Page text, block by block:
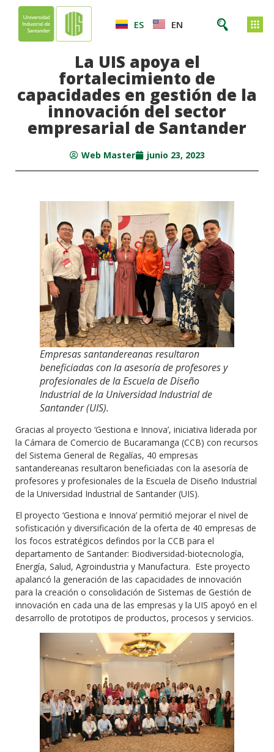
ES EN
La UIS apoya el
fortalecimiento de
capacidades en gestión de la
innovación del sector
empresarial de Santander
Web Master junio 23, 2023
Empresas santandereanas resultaron
beneficiadas con la asesoría de profesores y
profesionales de la Escuela de Diseño
Industrial de la Universidad Industrial de
Santander (UIS).
Gracias al proyecto ‘Gestiona e Innova’, iniciativa liderada por
la Cámara de Comercio de Bucaramanga (CCB) con recursos
del Sistema General de Regalías, 40 empresas
santandereanas resultaron beneficiadas con la asesoría de
profesores y profesionales de la Escuela de Diseño Industrial
de la Universidad Industrial de Santander (UIS).
El proyecto ‘Gestiona e Innova’ permitió mejorar el nivel de
sofisticación y diversificación de la oferta de 40 empresas de
los focos estratégicos defindos por la CCB para el
departamento de Santander: Biodiversidad-biotecnología,
Energía, Salud, Agroindustria y Manufactura. Este proyecto
apalancó la generación de las capacidades de innovación
para la creación o consolidación de Sistemas de Gestión de
innovación en cada una de las empresas y la UIS apoyó en el
desarrollo de prototipos de productos, procesos y servicios.